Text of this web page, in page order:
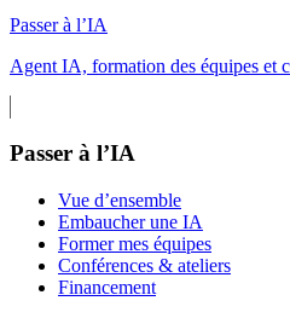
Passer à l’IA
Agent IA, formation des équipes et
Passer à l’IA
Vue d’ensemble
Embaucher une IA
Former mes équipes
Conférences & ateliers
Financement